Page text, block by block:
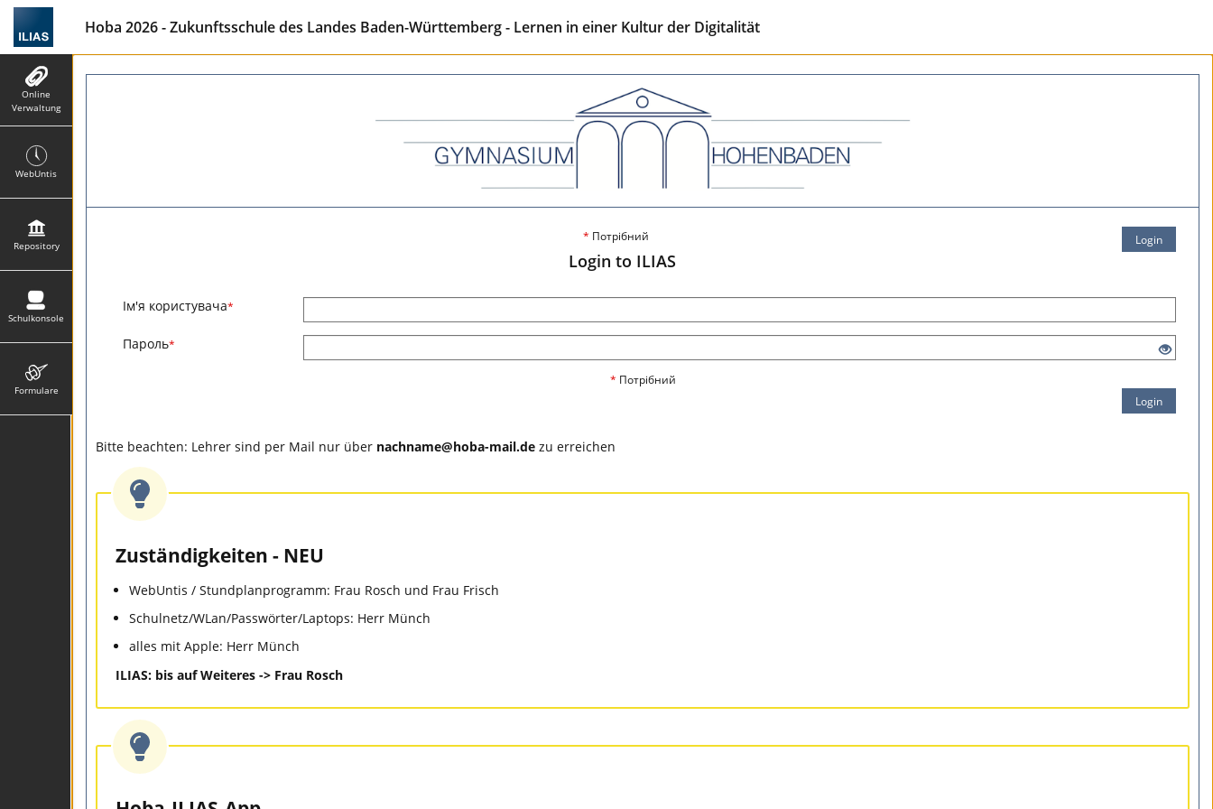
Hoba 2026 - Zukunftsschule des Landes Baden-Württemberg - Lernen in einer Kultur der Digitalität
Online
Verwaltung
WebUntis
Repository
Schulkonsole
Formulare
Login
* Потрібний
Login to ILIAS
Ім'я користувача*
Пароль*
* Потрібний
Login
Bitte beachten: Lehrer sind per Mail nur über nachname@hoba-mail.de zu erreichen
Zuständigkeiten - NEU
WebUntis / Stundplanprogramm: Frau Rosch und Frau Frisch
Schulnetz/WLan/Passwörter/Laptops: Herr Münch
alles mit Apple: Herr Münch
ILIAS: bis auf Weiteres -> Frau Rosch